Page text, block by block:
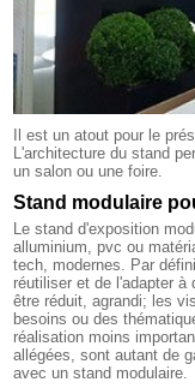
Il est un atout pour le
L'architecture du stand
un salon ou une foire.
Stand modulaire
Le stand d'exposition
alluminium, pvc ou
tech, modernes. Par
réutiliser et de l'adapter
être réduit, agrandi; les
besoins ou des
réalisation moins
allégées, sont autant de
avec un stand modulaire.